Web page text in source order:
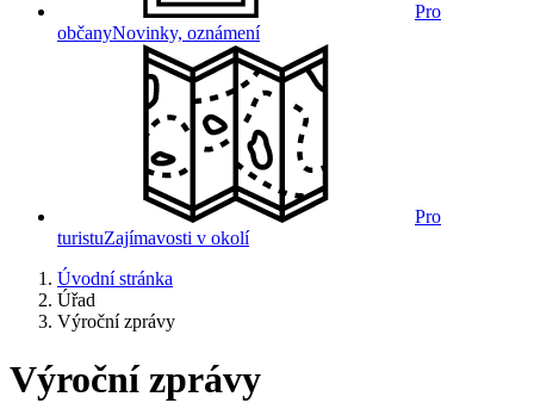
Pro
občanyNovinky, oznámení
Pro
turistuZajímavosti v okolí
Úvodní stránka
Úřad
Výroční zprávy
Výroční zprávy